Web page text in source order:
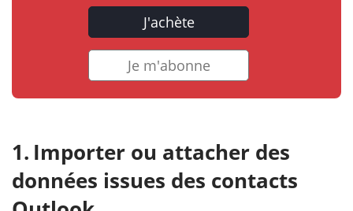
J'achète
Je m'abonne
Importer ou attacher des
données issues des contacts